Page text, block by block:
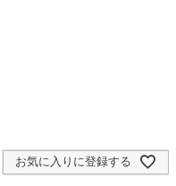
お気に入りに登録する